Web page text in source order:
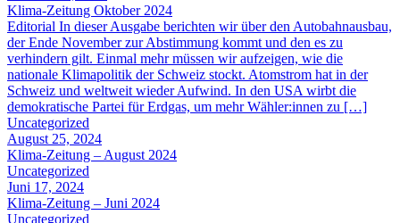
Klima-Zeitung Oktober 2024
Editorial In dieser Ausgabe berichten wir über den Autobahnausbau,
der Ende November zur Abstimmung kommt und den es zu
verhindern gilt. Einmal mehr müssen wir aufzeigen, wie die
nationale Klimapolitik der Schweiz stockt. Atomstrom hat in der
Schweiz und weltweit wieder Aufwind. In den USA wirbt die
demokratische Partei für Erdgas, um mehr Wähler:innen zu […]
Uncategorized
August 25, 2024
Klima-Zeitung – August 2024
Uncategorized
Juni 17, 2024
Klima-Zeitung – Juni 2024
Uncategorized